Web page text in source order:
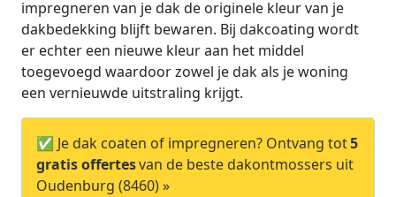
impregneren van je dak de originele kleur van je
dakbedekking blijft bewaren. Bij dakcoating wordt
er echter een nieuwe kleur aan het middel
toegevoegd waardoor zowel je dak als je woning
een vernieuwde uitstraling krijgt.
✅ Je dak coaten of impregneren? Ontvang tot5
gratis offertesvan de beste dakontmossers uit
Oudenburg (8460) »